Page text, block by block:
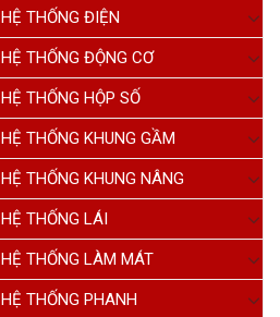
HỆ THỐNG ĐIỆN
HỆ THỐNG ĐỘNG CƠ
HỆ THỐNG HỘP SỐ
HỆ THỐNG KHUNG GẦM
HỆ THỐNG KHUNG NÂNG
HỆ THỐNG LÁI
HỆ THỐNG LÀM MÁT
HỆ THỐNG PHANH